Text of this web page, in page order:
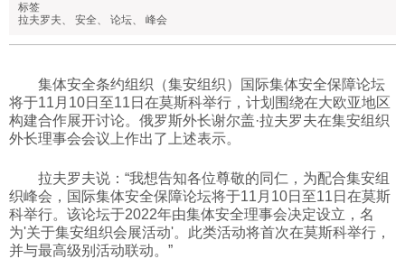
军事
评论
经济
科技
社会
标签
拉夫罗夫、 安全、 论坛、 峰会
集体安全条约组织（集安组织）国际集体安全保障论坛
将于11月10日至11日在莫斯科举行，计划围绕在大欧亚地区
构建合作展开讨论。俄罗斯外长谢尔盖·拉夫罗夫在集安组织
外长理事会会议上作出了上述表示。
拉夫罗夫说：“我想告知各位尊敬的同仁，为配合集安组
织峰会，国际集体安全保障论坛将于11月10日至11日在莫斯
科举行。该论坛于2022年由集体安全理事会决定设立，名
为'关于集安组织会展活动'。此类活动将首次在莫斯科举行，
并与最高级别活动联动。”